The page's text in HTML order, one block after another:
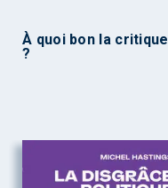
À quoi bon la critique
?